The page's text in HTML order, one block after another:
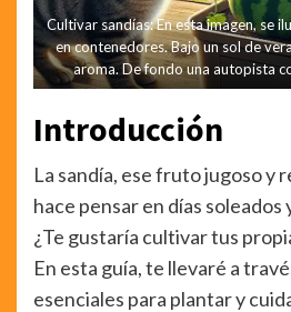
Cultivar sandías: En esta imagen, se
en contenedores. Bajo un sol de
aroma. De fondo una autopista
Introducción
La sandía, ese fruto jugoso y
hace pensar en días soleados
¿Te gustaría cultivar tus
En esta guía, te llevaré a
esenciales para plantar y